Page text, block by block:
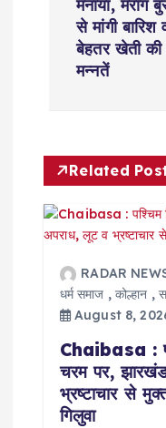
v
g
मनाया, मरांग
से मांगी बारिश
बेहतर खेती की
मन्नतें
Related
RADAR
धर्म समाज ,कोल्हान ,
August 8,
Chaibasa :
चरम पर,
भ्रष्टाचार से
गिलुवा